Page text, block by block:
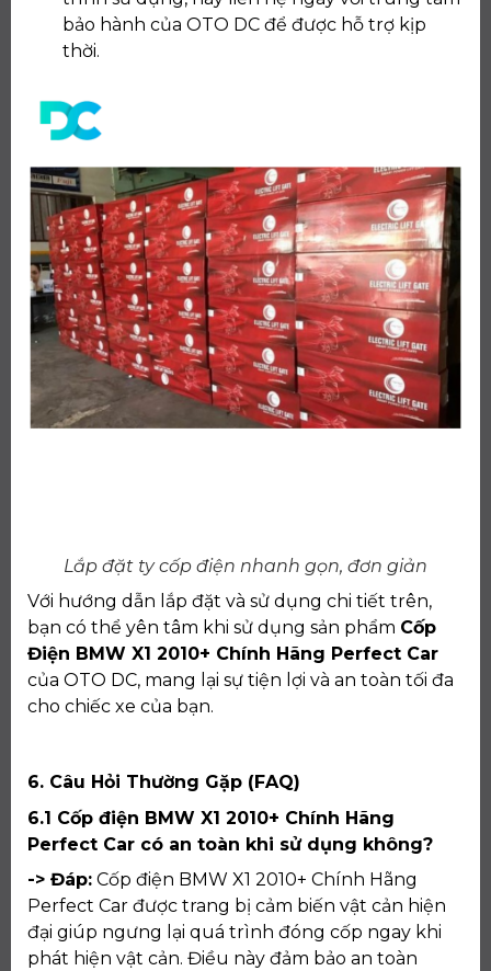
bảo hành của OTO DC để được hỗ trợ kịp
thời.
Lắp đặt ty cốp điện nhanh gọn, đơn giản
Với hướng dẫn lắp đặt và sử dụng chi tiết trên,
bạn có thể yên tâm khi sử dụng sản phẩm Cốp
Điện BMW X1 2010+ Chính Hãng Perfect Car
của OTO DC, mang lại sự tiện lợi và an toàn tối đa
cho chiếc xe của bạn.
6. Câu Hỏi Thường Gặp (FAQ)
6.1 Cốp điện BMW X1 2010+ Chính Hãng
Perfect Car có an toàn khi sử dụng không?
-> Đáp: Cốp điện BMW X1 2010+ Chính Hãng
Perfect Car được trang bị cảm biến vật cản hiện
đại giúp ngưng lại quá trình đóng cốp ngay khi
phát hiện vật cản. Điều này đảm bảo an toàn